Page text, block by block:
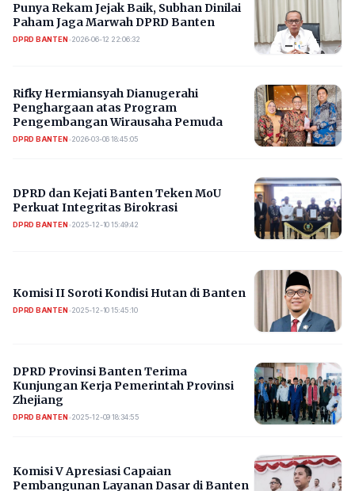
Punya Rekam Jejak Baik, Subhan Dinilai
Paham Jaga Marwah DPRD Banten
DPRD BANTEN•2026-06-12 22:06:32
Rifky Hermiansyah Dianugerahi
Penghargaan atas Program
Pengembangan Wirausaha Pemuda
DPRD BANTEN•2026-03-06 18:45:05
DPRD dan Kejati Banten Teken MoU
Perkuat Integritas Birokrasi
DPRD BANTEN•2025-12-10 15:49:42
Komisi II Soroti Kondisi Hutan di Banten
DPRD BANTEN•2025-12-10 15:45:10
DPRD Provinsi Banten Terima
Kunjungan Kerja Pemerintah Provinsi
Zhejiang
DPRD BANTEN•2025-12-09 18:34:55
Komisi V Apresiasi Capaian
Pembangunan Layanan Dasar di Banten